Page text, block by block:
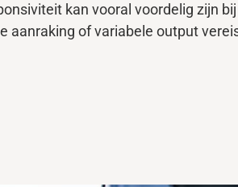
kan vooral voordelig zijn bij
aanraking of variabele output